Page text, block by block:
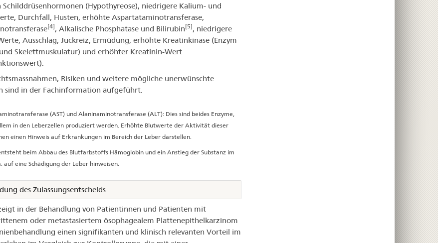
Schilddrüsenhormonen (Hypothyreose), niedrigere Kalium- und
Durchfall, Husten, erhöhte Aspartataminotransferase,
[4] , Alkalische Phosphatase und Bilirubin [5] , niedrigere
Ausschlag, Juckreiz, Ermüdung, erhöhte Kreatinkinase (Enzym
Skelettmuskulatur) und erhöhter Kreatinin-Wert
Risiken und weitere mögliche unerwünschte
sind in der Fachinformation aufgeführt.
(AST) und Alaninaminotransferase (ALT): Dies sind beides Enzyme,
in den Leberzellen produziert werden. Erhöhte Blutwerte der Aktivität dieser
einen Hinweis auf Erkrankungen im Bereich der Leber darstellen.
beim Abbau des Blutfarbstoffs Hämoglobin und ein Anstieg der Substanz im
auf eine Schädigung der Leber hinweisen.
des Zulassungsentscheids
in der Behandlung von Patientinnen und Patienten mit
oder metastasiertem ösophagealem Plattenepithelkarzinom
einen signifikanten und klinisch relevanten Vorteil im